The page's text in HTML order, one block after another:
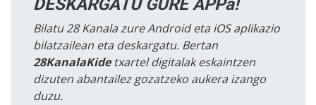
DESKARGATU GURE APPa!
Bilatu 28 Kanala zure Android eta iOS aplikazio
bilatzailean eta deskargatu. Bertan
28KanalaKidetxartel digitalak eskaintzen
dizuten abantailez gozatzeko aukera izango
duzu.